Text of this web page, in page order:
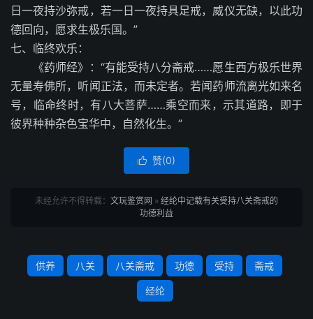
日一夜持沙弥戒，若一日一夜持具足戒，威仪无缺，以此功
德回向，愿求生极乐国。”
七、临终欢乐：
《药师经》：“有能受持八分斋戒……愿生西方极乐世界
无量寿佛所，听闻正法，而未定者。若闻药师流离光如来名
号，临命终时，有八大菩萨……乘空而来，示其道路，即于
彼界种种杂色宝华中，自然化生。”
 赞(0)
未经允许不得转载： 文玩鉴赏网 » 经纶中记载有关受持八关斋戒的
功德利益
供养 八关 八关斋戒 功德 受持 斋戒
经纶